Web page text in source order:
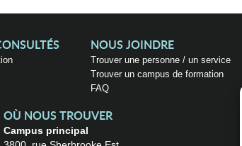
NOUS JOINDRE
Trouver une personne / un service
Trouver un campus de formation
FAQ
OÙ NOUS TROUVER
Campus principal